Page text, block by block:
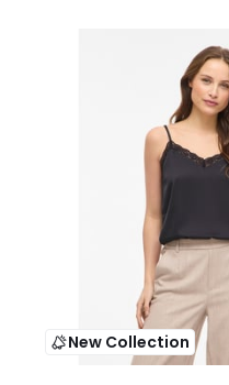
New Collection